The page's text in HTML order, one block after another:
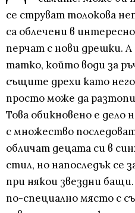
се струват толокова
са облечени в
перчат с нови дрешки.
татко, който води за
същите дрехи като
просто може да
Това обикновено е дело
с множество
обличат децата си в
стил, но напоследък се
при някои звездни
по-специално място с